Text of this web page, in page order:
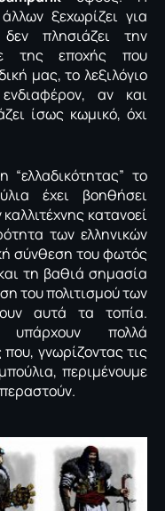
ξεχωρίζει για
πλησιάζει την
της εποχής που
μας, το λεξιλόγιο
αν και
ίσως κωμικό, όχι
το
έχει βοηθήσει
κατανοεί
των ελληνικών
σύνθεση του φωτός
τη βαθιά σημασία
του πολιτισμού των
αυτά τα τοπία.
πολλά
γνωρίζοντας τις
περιμένουμε